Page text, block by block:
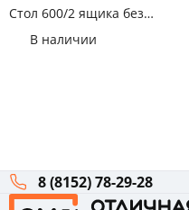
Стол 600/2 ящика без
ЮконВ наличии
8 (8152) 78-29-28